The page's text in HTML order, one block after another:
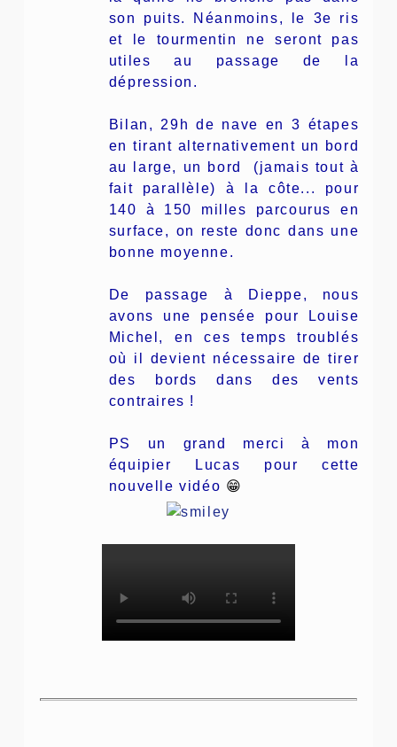
son puits. Néanmoins, le 3e ris
et le tourmentin ne seront pas
utiles au passage de la
dépression.
Bilan, 29h de nave en 3 étapes
en tirant alternativement un bord
au large, un bord (jamais tout à
fait parallèle) à la côte... pour
140 à 150 milles parcourus en
surface, on reste donc dans une
bonne moyenne.
De passage à Dieppe, nous
avons une pensée pour Louise
Michel, en ces temps troublés
où il devient nécessaire de tirer
des bords dans des vents
contraires !
PS un grand merci à mon
équipier Lucas pour cette
nouvelle vidéo 😁